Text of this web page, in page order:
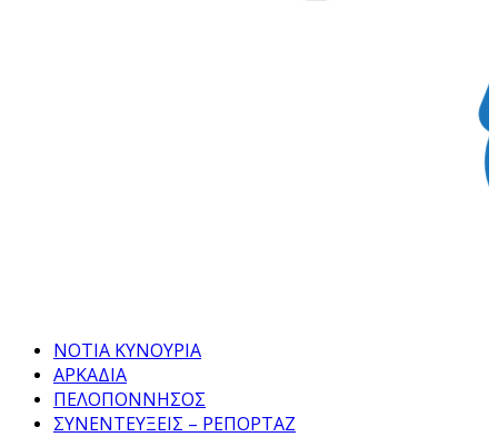
ΝΟΤΙΑ ΚΥΝΟΥΡΙΑ
ΑΡΚΑΔΙΑ
ΠΕΛΟΠΟΝΝΗΣΟΣ
ΣΥΝΕΝΤΕΥΞΕΙΣ – ΡΕΠΟΡΤΑΖ